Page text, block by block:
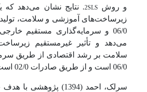
و روش 2SLS. نتایج نشان می‌دهد که
زیرساخت‌های آموزشی و سلامت، تولید
می‌دهد و تأثیر غیرمستقیم
سلامت بر رشد اقتصادی از طریق
06/0 است و از طریق صادرات 02/0 است.
سرلک، احمد (1394)